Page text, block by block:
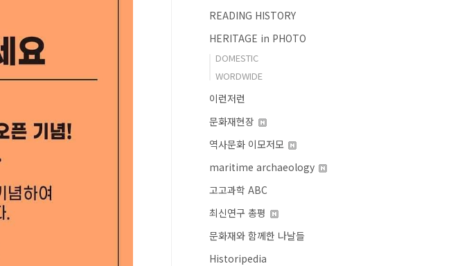
READING HISTORY
HERITAGE in PHOTO
DOMESTIC
WORDWIDE
이런저런
문화재현장
역사문화 이모저모
maritime archaeology
고고과학 ABC
최신연구 총평
문화재와 함께한 나날들
Historipedia